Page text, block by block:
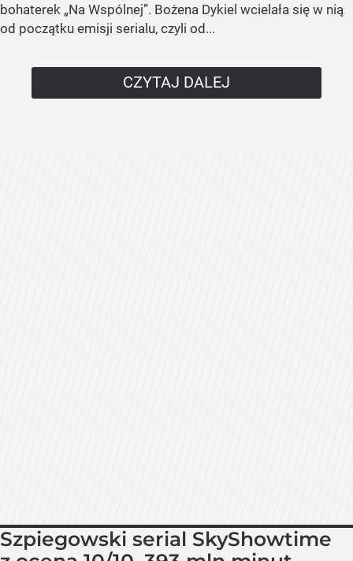
bohaterek „Na Wspólnej”. Bożena Dykiel wcielała się w nią
od początku emisji serialu, czyli od...
CZYTAJ DALEJ
Szpiegowski serial SkyShowtime